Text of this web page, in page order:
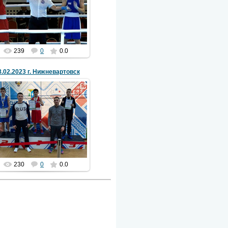
Кубок мира по боксу
sportshkolalangepas
239 0 0.0
г. Нижневартовск
20 Февраля 2023
Первенства Ханты-
автономного округа
по боксу среди юношей 13-
лет, в зачёт V Спартакиады
Х...
sportshkolalangepas
230 0 0.0